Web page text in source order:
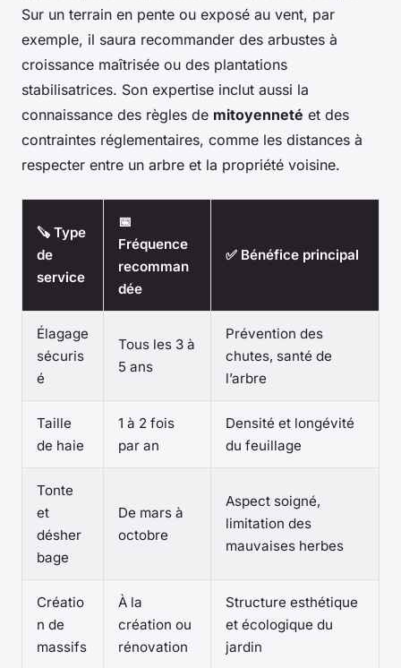
Sur un terrain en pente ou exposé au vent, par
exemple, il saura recommander des arbustes à
croissance maîtrisée ou des plantations
stabilisatrices. Son expertise inclut aussi la
connaissance des règles de mitoyenneté et des
contraintes réglementaires, comme les distances à
respecter entre un arbre et la propriété voisine.
🪚 Type
de
service
📅
Fréquence
recomman
dée
✅ Bénéfice principal
Élagage
sécuris
é
Tous les 3 à
5 ans
Prévention des
chutes, santé de
l’arbre
Taille
de haie
1 à 2 fois
par an
Densité et longévité
du feuillage
Tonte
et
désher
bage
De mars à
octobre
Aspect soigné,
limitation des
mauvaises herbes
Créatio
n de
massifs
À la
création ou
rénovation
Structure esthétique
et écologique du
jardin